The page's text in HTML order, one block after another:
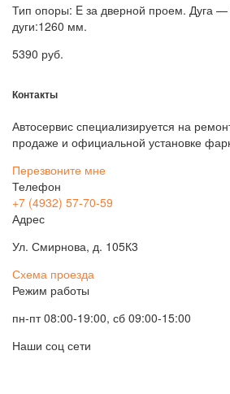
Тип опоры: E за дверной проем. Дуга
дуги:1260 мм.
5390 руб.
Контакты
Автосервис специализируется на
продаже и официальной установке
Перезвоните мне
Телефон
+7 (4932) 57-70-59
Адрес
Ул. Смирнова, д. 105К3
Схема проезда
Режим работы
пн-пт 08:00-19:00, сб 09:00-15:00
Наши соц сети